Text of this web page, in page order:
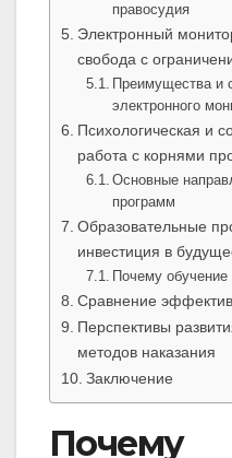
правосудия
Электронный
свобода с
Преимущества и
электронного
Психологическая и
работа с корнями
Основные
программ
Образовательные
инвестиция в
Почему обучение
Сравнение
Перспективы
методов наказания
Заключение
Почему